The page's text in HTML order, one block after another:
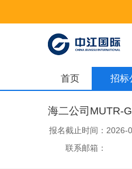
首页 招标
海二公司MUTR-
报名截止时间： 2026-
联系邮箱：